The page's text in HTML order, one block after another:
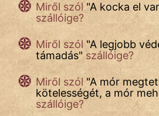
IRODALOM
Miről szól "A kocka el
szállóige?
Miről szól "A legjobb
támadás" szállóige?
Miről szól "A mór
kötelességét, a mór
szállóige?